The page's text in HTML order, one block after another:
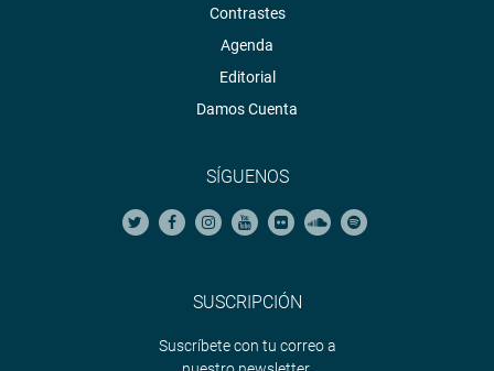
Contrastes
Agenda
Editorial
Damos Cuenta
SÍGUENOS
SUSCRIPCIÓN
Suscríbete con tu correo a